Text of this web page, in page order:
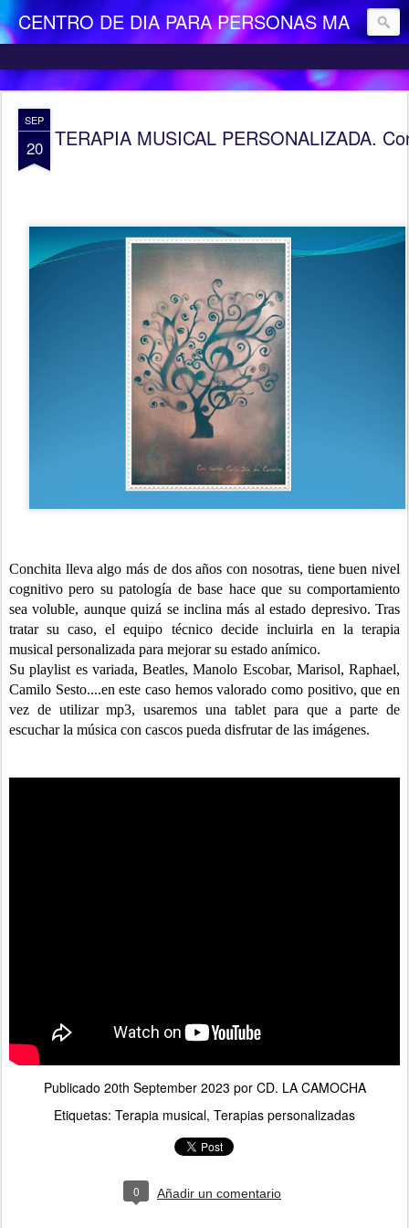
CENTRO DE DIA PARA PERSONAS MAYORES DEPENDIENTES "LA CAMOCHA"
SEP
20 TERAPIA MUSICAL PERSONALIZADA.
Conchita lleva algo más de dos años con nosotras, tiene buen nivel
cognitivo pero su patología de base hace que su comportamiento
sea voluble, aunque quizá se inclina más al estado depresivo. Tras
tratar su caso, el equipo técnico decide incluirla en la terapia
musical personalizada para mejorar su estado anímico.
Su playlist es variada, Beatles, Manolo Escobar, Marisol, Raphael,
Camilo Sesto....en este caso hemos valorado como positivo, que en
vez de utilizar mp3, usaremos una tablet para que a parte de
escuchar la música con cascos pueda disfrutar de las imágenes.
Publicado 20th September 2023 por CD. LA CAMOCHA
Etiquetas: Terapia musical Terapias personalizadas
0 Añadir un comentario